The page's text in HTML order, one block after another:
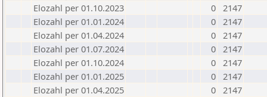
Elozahl per 01.10.2023
0 2147
Elozahl per 01.01.2024
0 2147
Elozahl per 01.04.2024
0 2147
Elozahl per 01.07.2024
0 2147
Elozahl per 01.10.2024
0 2147
Elozahl per 01.01.2025
0 2147
Elozahl per 01.04.2025
0 2147